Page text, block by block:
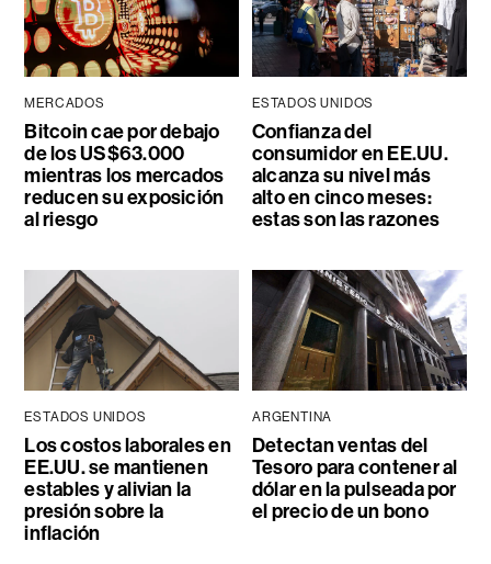
MERCADOS
Bitcoin cae por debajo
de los US$63.000
mientras los mercados
reducen su exposición
al riesgo
ESTADOS UNIDOS
Confianza del
consumidor en EE.UU.
alcanza su nivel más
alto en cinco meses:
estas son las razones
ESTADOS UNIDOS
Los costos laborales en
EE.UU. se mantienen
estables y alivian la
presión sobre la
inflación
ARGENTINA
Detectan ventas del
Tesoro para contener al
dólar en la pulseada por
el precio de un bono